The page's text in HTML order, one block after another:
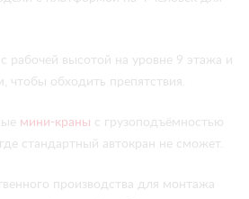
с рабочей высотой на уровне 9 этажа и
чтобы обходить препятствия.
мини-краны с грузоподъёмностью
стандартный автокран не сможет.
производства для монтажа